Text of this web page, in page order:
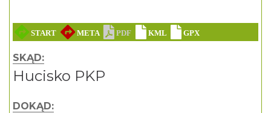
SKĄD:
Hucisko PKP
DOKĄD: